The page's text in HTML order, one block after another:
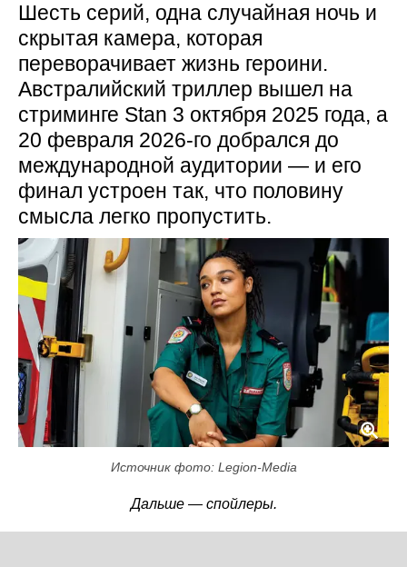
Шесть серий, одна случайная ночь и
скрытая камера, которая
переворачивает жизнь героини.
Австралийский триллер вышел на
стриминге Stan 3 октября 2025 года, а
20 февраля 2026-го добрался до
международной аудитории — и его
финал устроен так, что половину
смысла легко пропустить.
Источник фото: Legion-Media
Дальше — спойлеры.